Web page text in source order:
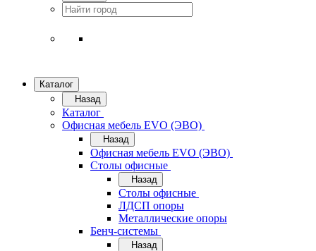
Каталог
Назад
Каталог
Офисная мебель EVO (ЭВО)
Назад
Офисная мебель EVO (ЭВО)
Cтолы офисные
Назад
Cтолы офисные
ЛДСП опоры
Металлические опоры
Бенч-системы
Назад